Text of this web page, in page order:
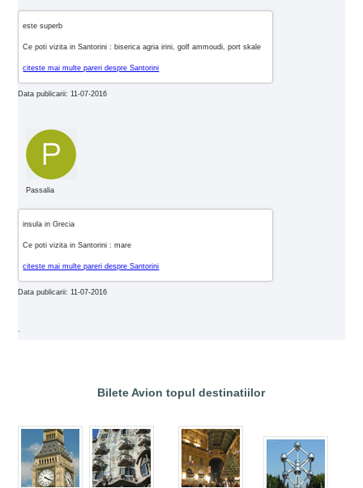
este superb
Ce poti vizita in Santorini : biserica agria irini, golf ammoudi, port skale
citeste mai multe pareri despre Santorini
Data publicarii: 11-07-2016
Passalia
insula in Grecia
Ce poti vizita in Santorini : mare
citeste mai multe pareri despre Santorini
Data publicarii: 11-07-2016
.
Bilete Avion topul destinatiilor